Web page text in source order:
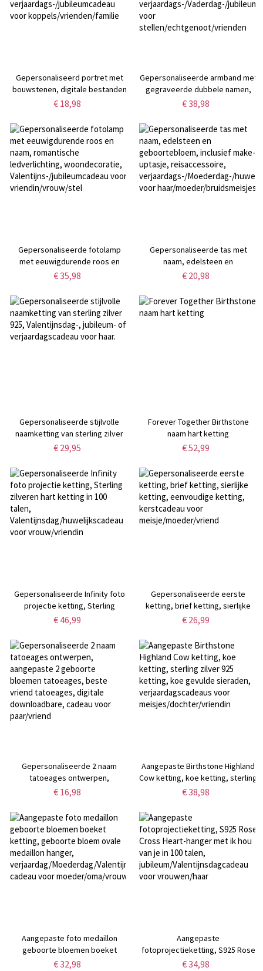
Gepersonaliseerd portret met
bouwstenen, digitale bestanden
met aangepaste kunstdecoratie,
verjaardags-/jubileumcadeau
voor koppels/vrienden/familie
€ 18,98
Gepersonaliseerde armband met
gegraveerde dubbele namen,
armband met aangepast patroon
verjaardags-/Vaderdag-/
stellen/echtgenoot/vrienden
€ 38,98
Gepersonaliseerde fotolamp
met eeuwigdurende roos en
naam, romantische
Valentijns-/jubileumcadeau voor
vriendin/vrouw/stel
€ 35,98
Gepersonaliseerde tas met
naam, edelsteen en
geboortebloem, inclusief make-
verjaardags-/Moederdag-/
voor haar/moeder/bruidsmeisjes
€ 20,98
Gepersonaliseerde stijlvolle
naamketting van sterling zilver
925, Valentijnsdag-, jubileum- of
€ 29,95
Forever Together Birthstone
naam hart ketting
€ 52,99
Gepersonaliseerde Infinity foto
projectie ketting, Sterling
zilveren hart ketting in 100 talen,
voor vrouw/vriendin
€ 46,99
Gepersonaliseerde eerste
ketting, brief ketting, sierlijke
ketting, eenvoudige ketting,
meisje/moeder/vriend
€ 26,99
Gepersonaliseerde 2 naam
tatoeages ontwerpen,
aangepaste 2 geboorte bloemen
tatoeages, digitale
downloadbare, cadeau voor
paar/vriend
€ 16,98
Aangepaste Birthstone Highland
Cow ketting, koe ketting, sterling
zilver 925 ketting, koe gevulde
voor meisjes/dochter/vriendin
€ 38,98
Aangepaste foto medaillon
geboorte bloemen boeket
ketting, geboorte bloem ovale
€ 32,98
Aangepaste
fotoprojectieketting, S925 Rose
Cross Heart-hanger met ik hou
€ 34,98